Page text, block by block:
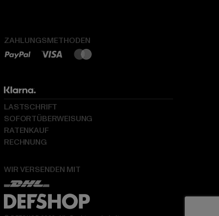
ZAHLUNGSMETHODEN
WIR VERSENDEN MIT
LASTSCHRIFT
SOFORTÜBERWEISUNG
RATENKAUF
RECHNUNG